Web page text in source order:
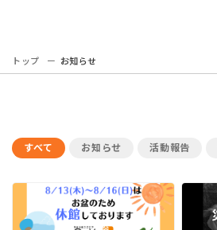
トップ お知らせ
すべて お知らせ 活動報告